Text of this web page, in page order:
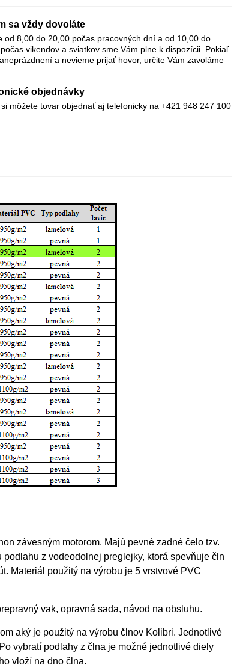
sa vždy dovoláte
od 8,00 do 20,00 počas pracovných dní a od 10,00 do
vikendov a sviatkov sme Vám plne k dispozícii. Pokiaľ
a nevieme prijať hovor, určite Vám zavoláme
objednávky
si môžete tovar objednať aj telefonicky na +421 948 247 100
závesným motorom. Majú pevné zadné čelo tzv.
z vodeodolnej preglejky, ktorá spevňuje čln
Materiál použitý na výrobu je 5 vrstvové PVC
vak, opravná sada, návod na obsluhu.
aký je použitý na výrobu člnov Kolibri. Jednotlivé
vybratí podlahy z člna je možné jednotlivé diely
vloží na dno člna.